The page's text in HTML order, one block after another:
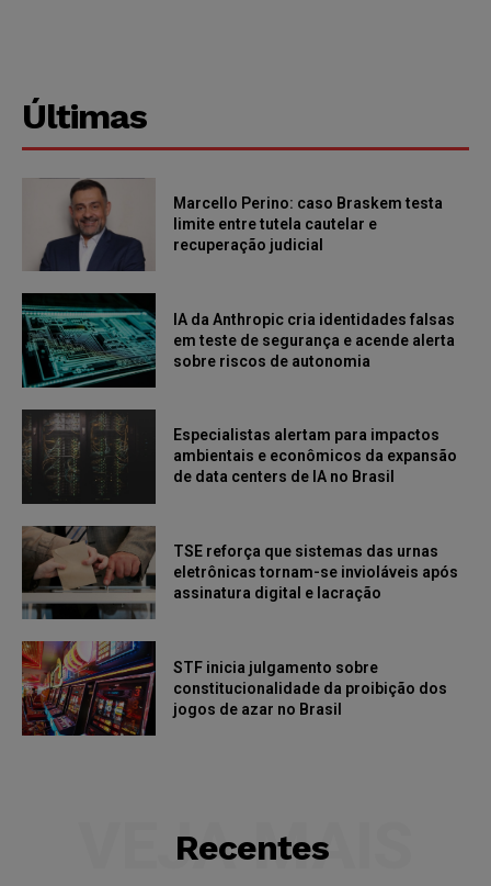
Últimas
Marcello Perino: caso Braskem testa
limite entre tutela cautelar e
recuperação judicial
IA da Anthropic cria identidades falsas
em teste de segurança e acende alerta
sobre riscos de autonomia
Especialistas alertam para impactos
ambientais e econômicos da expansão
de data centers de IA no Brasil
TSE reforça que sistemas das urnas
eletrônicas tornam-se invioláveis após
assinatura digital e lacração
STF inicia julgamento sobre
constitucionalidade da proibição dos
jogos de azar no Brasil
Recentes
VEJA MAIS